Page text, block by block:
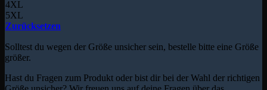
4XL
5XL
Zurücksetzen
Solltest du wegen der Größe unsicher sein, bestelle bitte eine Größe
größer.
Hast du Fragen zum Produkt oder bist dir bei der Wahl der richtigen